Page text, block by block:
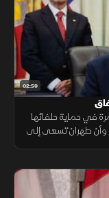
02:59
في حماية حلفائها
وأن طهران تسعى إلى